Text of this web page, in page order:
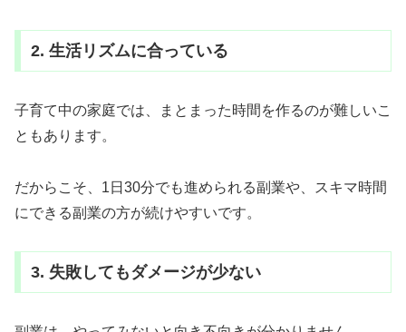
2. 生活リズムに合っている
子育て中の家庭では、まとまった時間を作るのが難しいこ
ともあります。
だからこそ、1日30分でも進められる副業や、スキマ時間
にできる副業の方が続けやすいです。
3. 失敗してもダメージが少ない